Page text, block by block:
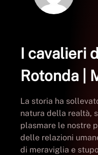
I cavalieri
Rotonda |
La storia ha
natura della realtà,
plasmare le nostre
delle relazioni
di meraviglia e